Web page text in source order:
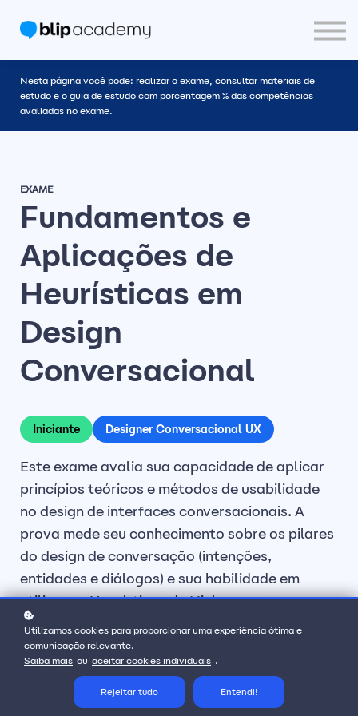
Crie sua Conta
Nesta página você pode: realizar o exame, consultar materiais de
estudo e o guia de estudo com porcentagem % das competências
avaliadas no exame.
EXAME
Fundamentos e
Aplicações de
Heurísticas em
Design
Conversacional
Iniciante Designer Conversacional UX
Este exame avalia sua capacidade de aplicar
princípios teóricos e métodos de usabilidade
no design de interfaces conversacionais. A
prova mede seu conhecimento sobre os pilares
do design de conversação (intenções,
entidades e diálogos) e sua habilidade em
utilizar as Heurísticas de Nielsen como
ferramenta de diagnóstico e otimização,
garantindo que o contato inteligente seja
eficiente, claro e centrado nas necessidades
Utilizamos cookies para proporcionar uma experiência ótima e
comunicação relevante.
Saiba mais ou aceitar cookies individuais .
Rejeitar tudo Entendi!